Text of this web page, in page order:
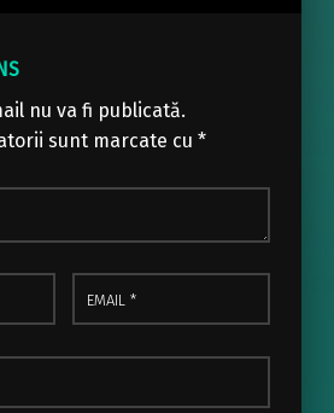
nu va fi publicată.
sunt marcate cu *
Email
*